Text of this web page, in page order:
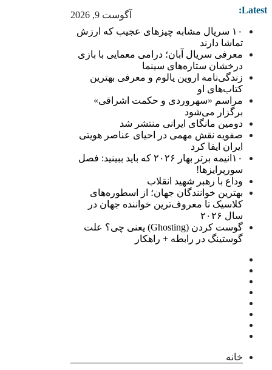
آگوست 9, 2026 Latest:
۱۰ سریال مشابه چیزهای عجیب که ارزش
تماشا دارند
معرفی سریال آبان؛ درامی معمایی با بازی
درخشان ستاره‌های سینما
زندگی‌نامه اروین یالوم و معرفی بهترین
کتاب‌های او
مراسم «سهروردی و حکمت اشراقی»
برگزار می‌شود
دومین مانگای ایرانی منتشر شد
صفویه نقش مهمی در احیای عناصر هویتی
ایران ایفا کرد
۱۰انیمه برتر بهار ۲۰۲۶ که باید ببینید: فصل
سورپرایزها!
وداع با رهبر شهید انقلاب
بهترین خوانندگان جهان؛ از اسطوره‌های
کلاسیک تا معروف‌ترین خواننده جهان در
سال ۲۰۲۶
گوست کردن (Ghosting) یعنی چی؟ علت
گوستینگ در رابطه + راهکار
خانه